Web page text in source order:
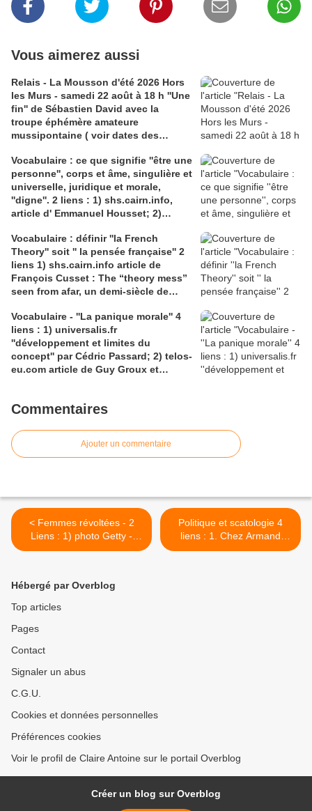
Vous aimerez aussi
Relais - La Mousson d'été 2026 Hors
les Murs - samedi 22 août à 18 h ''Une
fin'' de Sébastien David avec la
troupe éphémère amateure
mussipontaine ( voir dates des
dramaturgie Lola Molina à l’Espace
Saint-Laurent, Pont-à-Mousson 2
liens : 1) lien meec.org; 2)
lemeac.com
Vocabulaire : ce que signifie ''être une
personne'', corps et âme, singulière et
universelle, juridique et morale,
''digne''. 2 liens : 1) shs.cairn.info,
article d' Emmanuel Housset; 2)
Julian Roche
Vocabulaire : définir ''la French
Theory'' soit '' la pensée française'' 2
liens 1) shs.cairn.info article de
François Cusset : The “theory mess”
seen from afar, un demi-siècle de
tracts.gallimard.fr ''La haine de
l'émancipation...'', François Cusset
Vocabulaire - ''La panique morale'' 4
liens : 1) universalis.fr
''développement et limites du
concept'' par Cédric Passard; 2) telos-
eu.com article de Guy Groux et
pour le compte rendu d'Arnaud
''la panique morale'';4) shs.cairn.info,
Pierre De Visscher : ''Craintes, peurs,
Commentaires
Ajouter un commentaire
< Femmes révoltées - 2
Liens : 1) photo Getty -
Dominique
culture ''Le cours de
l'histoire'' 05/03/2020 par
Politique et scatologie 4
liens : 1. Chez Armand
Colin ''Matières
Hébergé par Overblog
Top articles
Pages
Contact
Signaler un abus
C.G.U.
Cookies et données personnelles
Préférences cookies
Voir le profil de Claire Antoine sur le portail Overblog
Créer un blog sur Overblog